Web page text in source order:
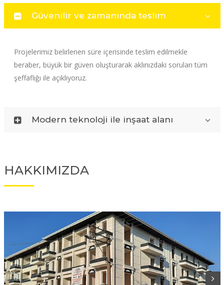
Güvenilir ve zamanında teslim
Projelerimiz belirlenen süre içerisinde teslim edilmekle
beraber, büyük bir güven oluşturarak aklınızdaki soruları tüm
şeffaflığı ile açıklıyoruz.
Modern teknoloji ile inşaat alanı
HAKKIMIZDA